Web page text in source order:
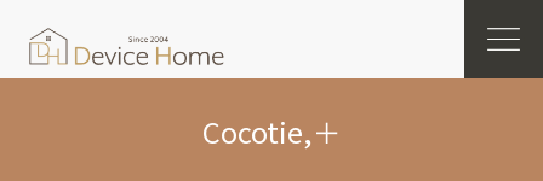
Cocotie,＋